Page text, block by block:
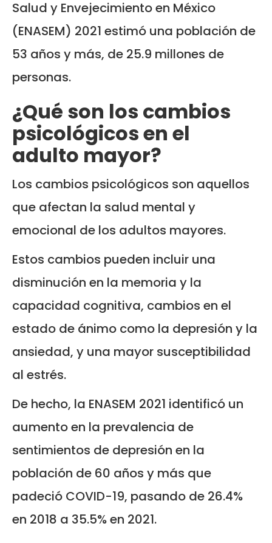
Salud y Envejecimiento en México
(ENASEM) 2021 estimó una población de
53 años y más, de 25.9 millones de
personas.
¿Qué son los cambios
psicológicos en el
adulto mayor?
Los cambios psicológicos son aquellos
que afectan la salud mental y
emocional de los adultos mayores.
Estos cambios pueden incluir una
disminución en la memoria y la
capacidad cognitiva, cambios en el
estado de ánimo como la depresión y la
ansiedad, y una mayor susceptibilidad
al estrés.
De hecho, la ENASEM 2021 identificó un
aumento en la prevalencia de
sentimientos de depresión en la
población de 60 años y más que
padeció COVID-19, pasando de 26.4%
en 2018 a 35.5% en 2021.